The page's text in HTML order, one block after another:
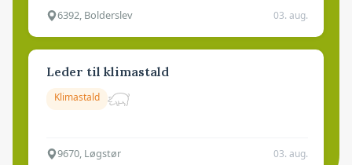
6392, Bolderslev 03. aug.
Leder til klimastald
Klimastald
9670, Løgstør 03. aug.